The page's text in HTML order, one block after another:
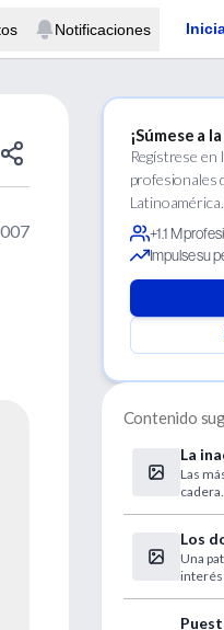
Notificaciones
¡Súmese a
Regístrese
profesionales
Latinoamérica.
+1.1 M
Impulse su
Contenido
La
Las
cadera.
Los
18
Una
interés